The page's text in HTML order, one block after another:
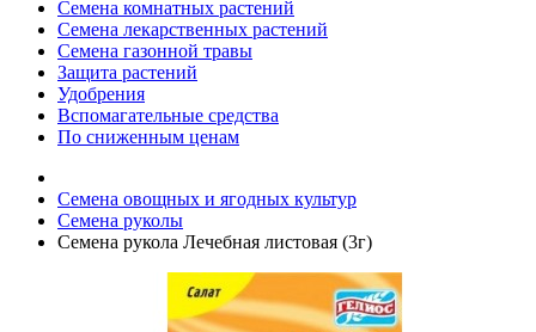
Семена комнатных растений
Семена лекарственных растений
Семена газонной травы
Защита растений
Удобрения
Вспомагательные средства
По сниженным ценам
Семена овощных и ягодных культур
Семена руколы
Семена рукола Лечебная листовая (3г)